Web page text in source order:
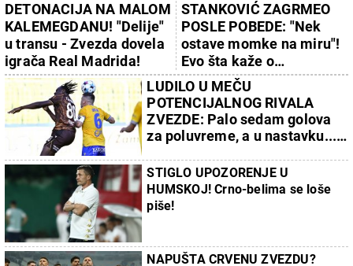
DETONACIJA NA MALOM
KALEMEGDANU! "Delije"
u transu - Zvezda dovela
igrača Real Madrida!
STANKOVIĆ ZAGRMEO
POSLE POBEDE: "Nek
ostave momke na miru"!
Evo šta kaže o
isključenju golmana!
LUDILO U MEČU
POTENCIJALNOG RIVALA
ZVEZDE: Palo sedam golova
za poluvreme, a u nastavku...
STIGLO UPOZORENJE U
HUMSKOJ! Crno-belima se loše
piše!
NAPUŠTA CRVENU ZVEZDU?